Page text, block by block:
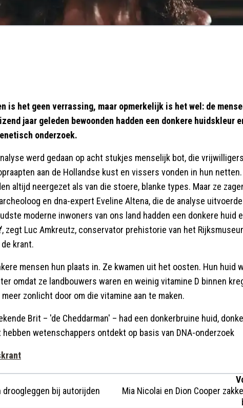
is het geen verrassing, maar opmerkelijk is het wel: de
jaar geleden bewoonden hadden een donkere huidskleur
onderzoek.
werd gedaan op acht stukjes menselijk bot, die
aan de Hollandse kust en vissers vonden in hun netten.
altijd neergezet als van die stoere, blanke types. Maar ze
en dna-expert Eveline Altena, die de analyse
moderne inwoners van ons land hadden een donkere huid
’, zegt Luc Amkreutz, conservator prehistorie van het
krant.
mensen hun plaats in. Ze kwamen uit het oosten. Hun huid
omdat ze landbouwers waren en weinig vitamine D binnen
zonlicht door om die vitamine aan te maken.
Brit – 'de Cheddarman' – had een donkerbruine huid,
hebben wetenschappers ontdekt op basis van DNA-onderzoek
droogleggen bij autorijden
Mia Nicolai en Dion Cooper